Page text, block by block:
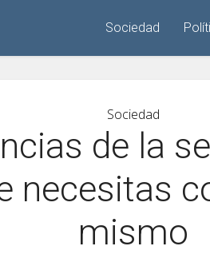
Sociedad
Sociedad
de la
necesitas
mismo